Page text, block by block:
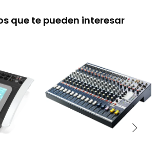
que te pueden interesar